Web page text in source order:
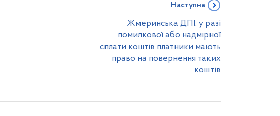
Наступна
Жмеринська ДПІ: у разі
помилкової або надмірної
сплати коштів платники мають
право на повернення таких
коштів